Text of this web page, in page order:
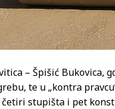
– Špišić Bukovica,
te u „kontra
četiri stupišta i pet